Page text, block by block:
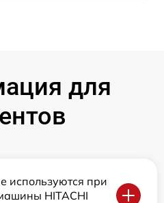
для
используются при
HITACHI